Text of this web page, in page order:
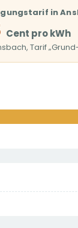
in
Cent pro kWh
Tarif